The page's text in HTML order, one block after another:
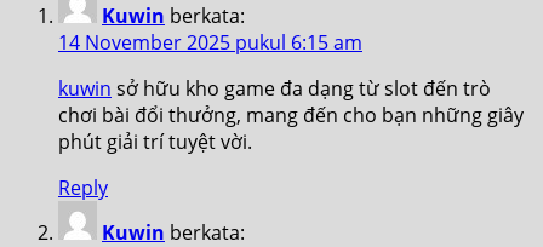
Kuwin berkata:
14 November 2025 pukul 6:15 am
kuwin sở hữu kho game đa dạng từ slot đến trò
chơi bài đổi thưởng, mang đến cho bạn những giây
phút giải trí tuyệt vời.
Reply
Kuwin berkata: